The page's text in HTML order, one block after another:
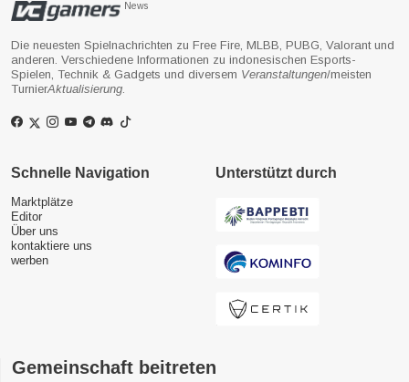
News
Die neuesten Spielnachrichten zu Free Fire, MLBB, PUBG, Valorant und
anderen. Verschiedene Informationen zu indonesischen Esports-
Spielen, Technik & Gadgets und diversem Veranstaltungen/meisten
TurnierAktualisierung.
Schnelle Navigation
Marktplätze
Editor
Über uns
kontaktiere uns
werben
Unterstützt durch
Gemeinschaft beitreten